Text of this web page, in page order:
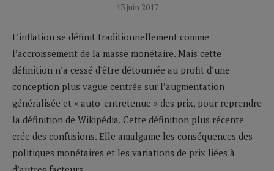
13 juin 2017
L’inflation se définit traditionnellement comme
l’accroissement de la masse monétaire. Mais cette
définition n’a cessé d’être détournée au profit d’une
conception plus vague centrée sur l’augmentation
généralisée et « auto-entretenue » des prix, pour reprendre
la définition de Wikipédia. Cette définition plus récente
crée des confusions. Elle amalgame les conséquences des
politiques monétaires et les variations de prix liées à